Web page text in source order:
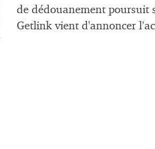
de dédouanement poursuit
Getlink vient d'annoncer